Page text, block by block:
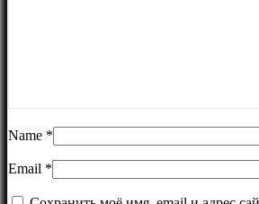
Name *
Email *